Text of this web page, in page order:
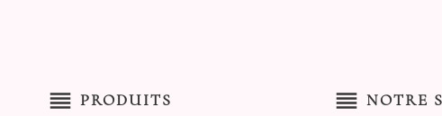
reorder PRODUITS reorder NOTRE